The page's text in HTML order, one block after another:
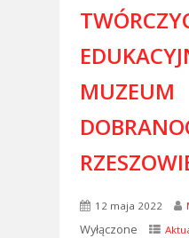
MUZEUM
12 maja 2022
Wyłączone